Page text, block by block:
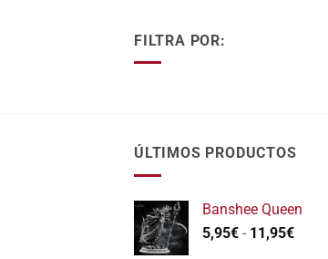
FILTRA POR:
ÚLTIMOS PRODUCTOS
Banshee Queen
5,95€ - 11,95€Rango